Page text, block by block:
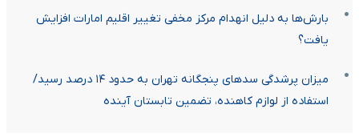
بارش‌ها به دلیل انهدام مرکز مخفی تغییر اقلیم امارات افزایش
یافت؟
میزان پرشدگی سدهای پنجگانه تهران به حدود ۱۴ درصد رسید/
استفاده از لوازم کاهنده، تضمین تابستان آینده